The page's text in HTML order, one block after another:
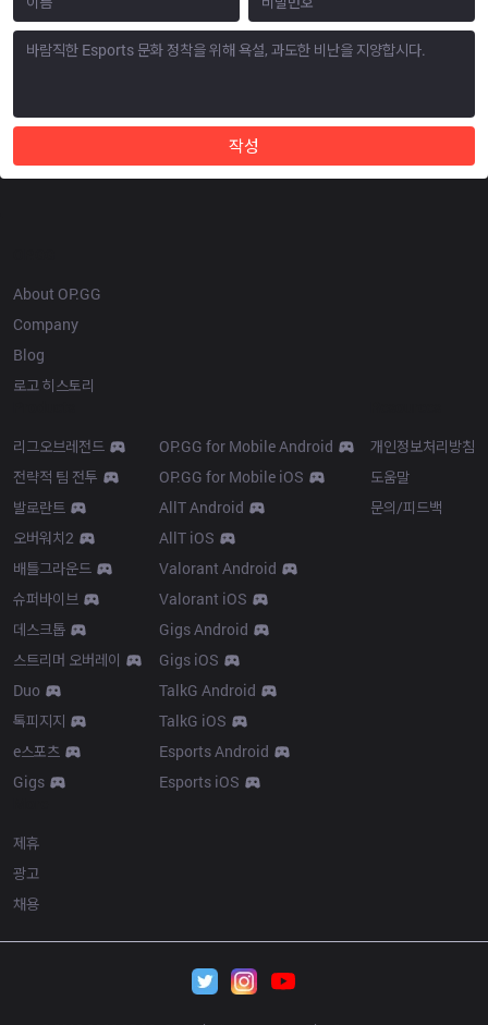
작성
About OP.GG
Company
Blog
로고 히스토리
리그오브레전드
전략적 팀 전투
발로란트
오버워치2
배틀그라운드
슈퍼바이브
데스크톱
스트리머 오버레이
Duo
톡피지지
e스포츠
Gigs
OP.GG for Mobile Android
OP.GG for Mobile iOS
AllT Android
AllT iOS
Valorant Android
Valorant iOS
Gigs Android
Gigs iOS
TalkG Android
TalkG iOS
Esports Android
Esports iOS
개인정보처리방침
도움말
문의/피드백
제휴
광고
채용